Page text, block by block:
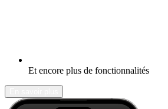
Et encore plus de fonctionnalités